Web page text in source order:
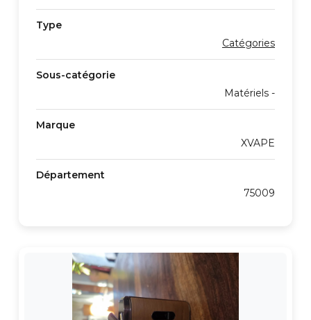
Type
Catégories
Sous-catégorie
Matériels -
Marque
XVAPE
Département
75009